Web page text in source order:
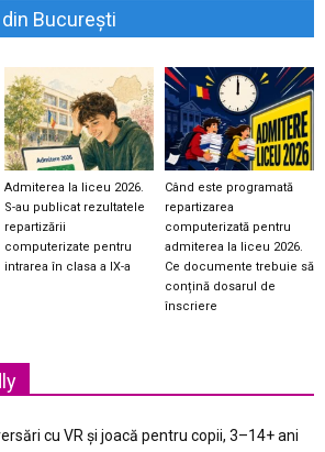
București
Admiterea la liceu 2026.
S-au publicat rezultatele
repartizării
computerizate pentru
intrarea în clasa a IX-a
Când este programată
repartizarea
computerizată pentru
admiterea la liceu 2026.
Ce documente trebuie să
conțină dosarul de
înscriere
cu VR și joacă pentru copii, 3–14+ ani